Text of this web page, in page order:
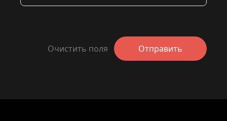
Очистить поля Отправить